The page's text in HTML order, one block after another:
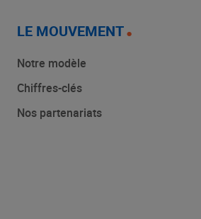
LE MOUVEMENT
Notre modèle
Chiffres-clés
Nos partenariats